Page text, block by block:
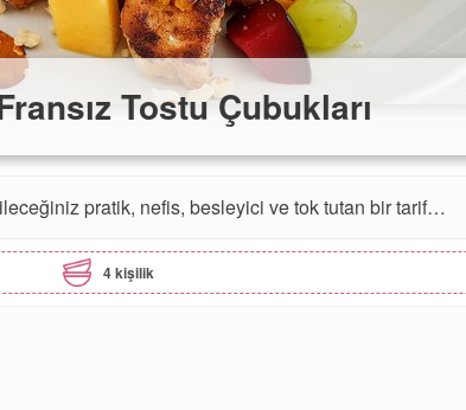
Tostu Çubukları
pratik, nefis, besleyici ve tok tutan bir tarif…
4 kişilik